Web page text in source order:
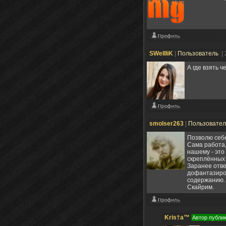
SWeIIIiK Пользователь
А где взять
smolser263
Позволю
Сама
нашему - это
Заранее
содержанию.
Скайрим.
Kris†a™ Автор